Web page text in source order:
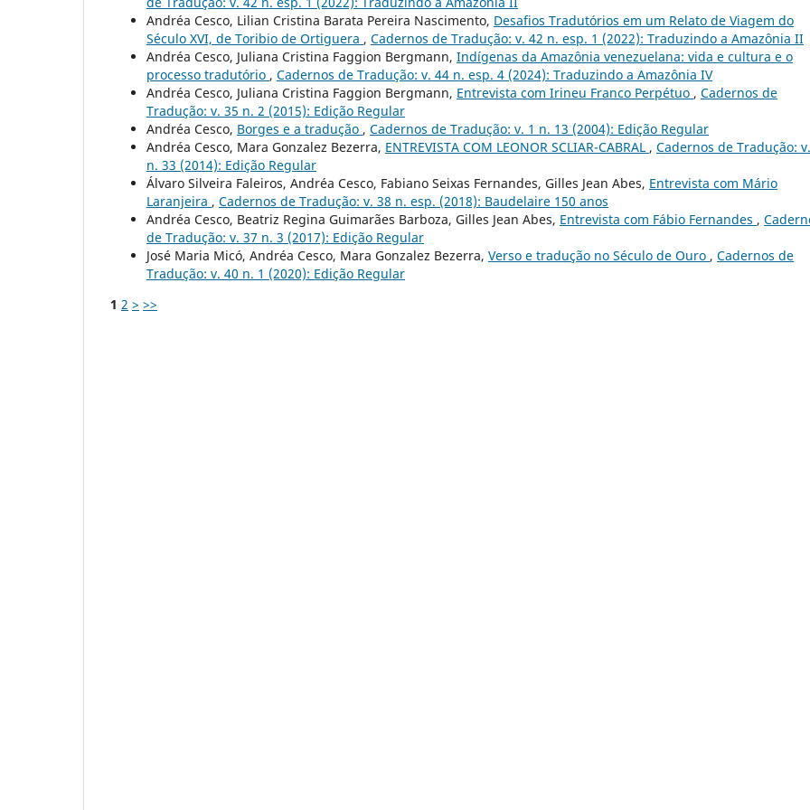
Andréa Cesco, Lilian Cristina Barata Pereira Nascimento, Desafios Tradutórios em um Relato de Viagem do
Século XVI, de Toribio de Ortiguera , Cadernos de Tradução: v. 42 n. esp. 1 (2022): Traduzindo a Amazônia II
Andréa Cesco, Juliana Cristina Faggion Bergmann, Indígenas da Amazônia venezuelana: vida e cultura e o
processo tradutório , Cadernos de Tradução: v. 44 n. esp. 4 (2024): Traduzindo a Amazônia IV
Andréa Cesco, Juliana Cristina Faggion Bergmann, Entrevista com Irineu Franco Perpétuo , Cadernos de
Tradução: v. 35 n. 2 (2015): Edição Regular
Andréa Cesco, Borges e a tradução , Cadernos de Tradução: v. 1 n. 13 (2004): Edição Regular
Andréa Cesco, Mara Gonzalez Bezerra, ENTREVISTA COM LEONOR SCLIAR-CABRAL , Cadernos de Tradução:
n. 33 (2014): Edição Regular
Álvaro Silveira Faleiros, Andréa Cesco, Fabiano Seixas Fernandes, Gilles Jean Abes, Entrevista com Mário
Laranjeira , Cadernos de Tradução: v. 38 n. esp. (2018): Baudelaire 150 anos
Andréa Cesco, Beatriz Regina Guimarães Barboza, Gilles Jean Abes, Entrevista com Fábio Fernandes ,
de Tradução: v. 37 n. 3 (2017): Edição Regular
José Maria Micó, Andréa Cesco, Mara Gonzalez Bezerra, Verso e tradução no Século de Ouro , Cadernos de
Tradução: v. 40 n. 1 (2020): Edição Regular
1 2 > >>